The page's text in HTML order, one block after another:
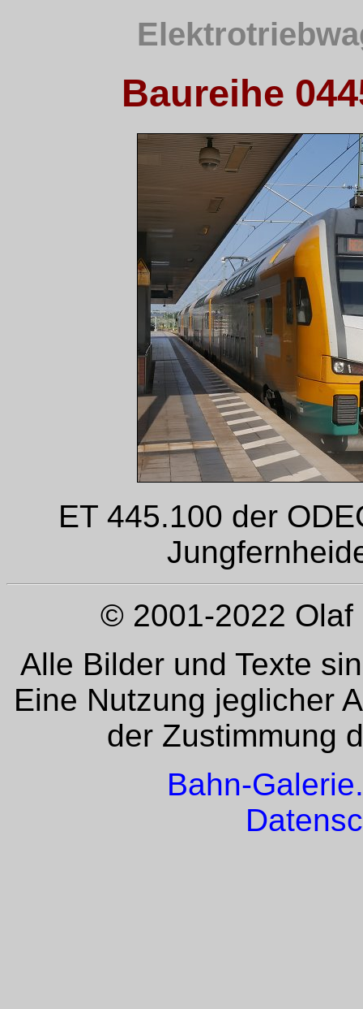
Baureihe
ET 445.100 der
© 2001-2022 Olaf
Alle Bilder und Texte
Eine Nutzung jeglicher
der Zustimmung
Bahn-